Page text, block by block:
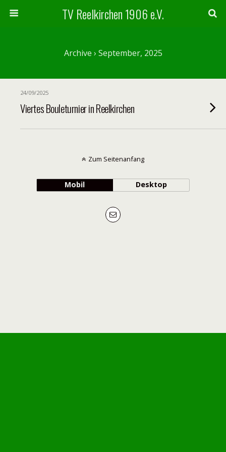
TV Reelkirchen 1906 e.V.
Archive › September, 2025
24/09/2025
Viertes Bouleturnier in Reelkirchen
Zum Seitenanfang
Mobil Desktop